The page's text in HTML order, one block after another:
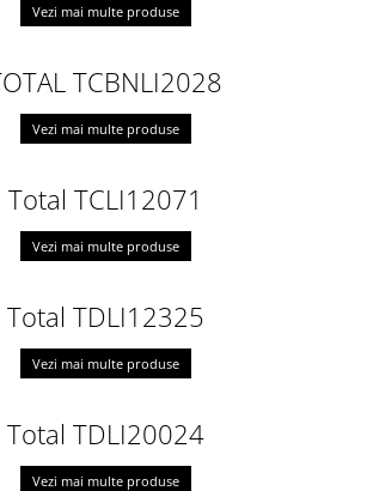
Vezi mai multe produse
TCBNLI2028
Vezi mai multe produse
Total TCLI12071
Vezi mai multe produse
Total TDLI12325
Vezi mai multe produse
Total TDLI20024
Vezi mai multe produse